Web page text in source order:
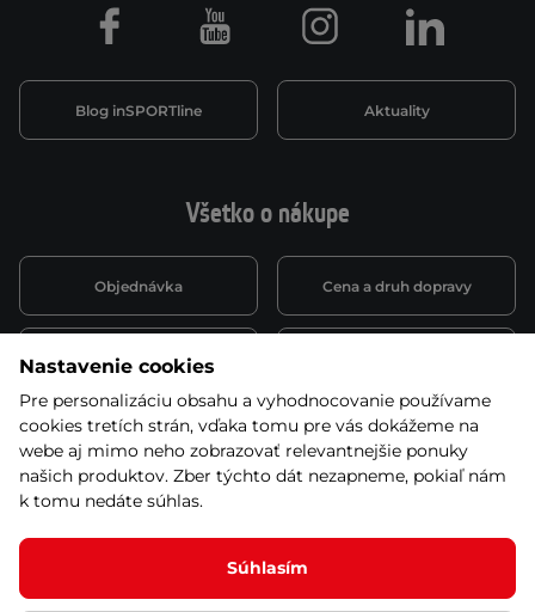
Všetko o nákupe
Objednávka Cena a druh dopravy
Spôsob platby
Montáž a servis Reklamácie a záruka
Kariéra
Blog inSPORTline Aktuality
Facebook Youtube Instagram LinkedIn
Nastavenie cookies
Pre personalizáciu obsahu a vyhodnocovanie používame
cookies tretích strán, vďaka tomu pre vás dokážeme na
webe aj mimo neho zobrazovať relevantnejšie ponuky
našich produktov. Zber týchto dát nezapneme, pokiaľ nám
k tomu nedáte súhlas.
Súhlasím